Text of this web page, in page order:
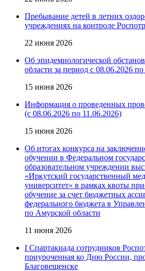
Пребывание детей в летних
учреждениях на контроле
22 июня 2026
Об эпидемиологической
области за период с 08.06.2026
15 июня 2026
Информация о проведенных
(с 08.06.2026 по 11.06.2026)
15 июня 2026
Об итогах конкурса на
обучении в Федеральном
образовательном учреждении
«Иркутский государственный
университет» в рамках квоты
обучение за счет бюджетных
федерального бюджета в
по Амурской области
11 июня 2026
I Спартакиада сотрудников
приуроченная ко Дню России,
Благовещенске